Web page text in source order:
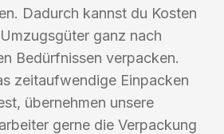
Dadurch kannst du Kosten
ganz nach
Bedürfnissen verpacken.
zeitaufwendige Einpacken
übernehmen unsere
gerne die Verpackung